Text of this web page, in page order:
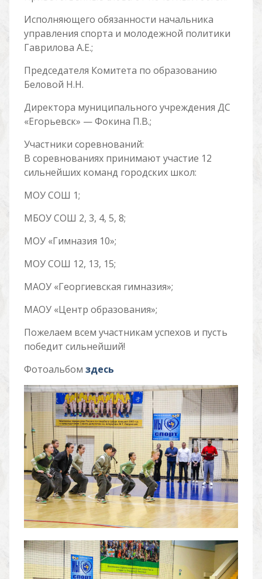
Исполняющего обязанности начальника
управления спорта и молодежной политики
Гаврилова А.Е.;
Председателя Комитета по образованию
Беловой Н.Н.
Директора муниципального учреждения ДС
«Егорьевск» — Фокина П.В.;
Участники соревнований:
В соревнованиях принимают участие 12
сильнейших команд городских школ:
МОУ СОШ 1;
МБОУ СОШ 2, 3, 4, 5, 8;
МОУ «Гимназия 10»;
МОУ СОШ 12, 13, 15;
МАОУ «Георгиевская гимназия»;
МАОУ «Центр образования»;
Пожелаем всем участникам успехов и пусть
победит сильнейший!
Фотоальбом здесь